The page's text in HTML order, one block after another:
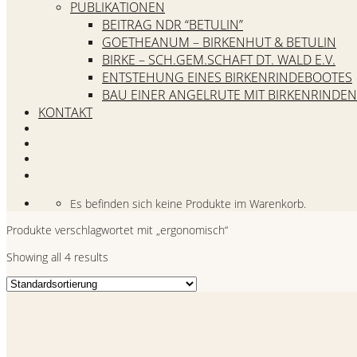
PUBLIKATIONEN
BEITRAG NDR “BETULIN”
GOETHEANUM – BIRKENHUT & BETULIN
BIRKE – SCH.GEM.SCHAFT DT. WALD E.V.
ENTSTEHUNG EINES BIRKENRINDEBOOTES
BAU EINER ANGELRUTE MIT
KONTAKT
Es befinden sich keine Produkte im Warenkorb.
Produkte verschlagwortet mit „ergonomisch“
Showing all 4 results